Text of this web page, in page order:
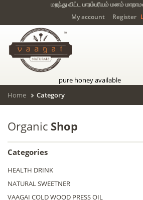
மறந்து விட்ட பாரம்பரியம் மனம்
My account
Register
pure honey available
Home
Category
Organic Shop
Categories
HEALTH DRINK
NATURAL SWEETNER
VAAGAI COLD WOOD PRESS OIL